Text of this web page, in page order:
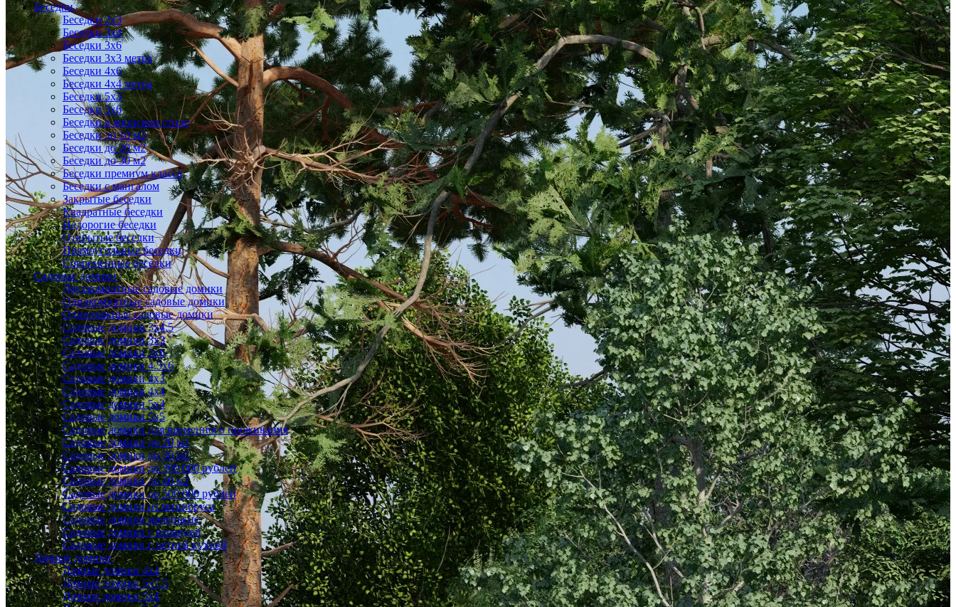
Беседки
Беседки 2x3
Беседки 3x4
Беседки 3x6
Беседки 3х3 метра
Беседки 4x6
Беседки 4х4 метра
Беседки 5x3
Беседки 5x6
Беседки в японском стиле
Беседки до 10 м2
Беседки до 20 м2
Беседки до 30 м2
Беседки премиум класса
Беседки с мангалом
Закрытые беседки
Квадратные беседки
Недорогие беседки
Открытые беседки
Прямоугольные беседки
Современные беседки
Садовые домики
Двухкомнатные садовые домики
Однокомнатные садовые домики
Одноэтажные садовые домики
Садовые домики 3x4.5
Садовые домики 3х3
Садовые домики 3х6
Садовые домики 4.5x6
Садовые домики 4x3
Садовые домики 4x4
Садовые домики 5х4
Садовые домики 5х5
Садовые домики для временного проживания
Садовые домики до 20 м2
Садовые домики до 30 м2
Садовые домики до 300 000 рублей
Садовые домики до 40 м2
Садовые домики до 500 000 рублей
Садовые домики из минибруса
Садовые домики маленькие
Садовые домики с верандой
Садовые домики с летней кухней
Дачные домики
Дачные домики 4х4
Дачные домики 5x7.5
Дачные домики 5х4